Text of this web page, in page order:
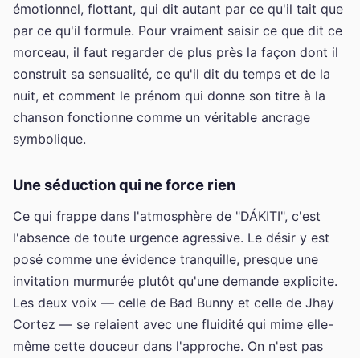
émotionnel, flottant, qui dit autant par ce qu'il tait que
par ce qu'il formule. Pour vraiment saisir ce que dit ce
morceau, il faut regarder de plus près la façon dont il
construit sa sensualité, ce qu'il dit du temps et de la
nuit, et comment le prénom qui donne son titre à la
chanson fonctionne comme un véritable ancrage
symbolique.
Une séduction qui ne force rien
Ce qui frappe dans l'atmosphère de "DÁKITI", c'est
l'absence de toute urgence agressive. Le désir y est
posé comme une évidence tranquille, presque une
invitation murmurée plutôt qu'une demande explicite.
Les deux voix — celle de Bad Bunny et celle de Jhay
Cortez — se relaient avec une fluidité qui mime elle-
même cette douceur dans l'approche. On n'est pas